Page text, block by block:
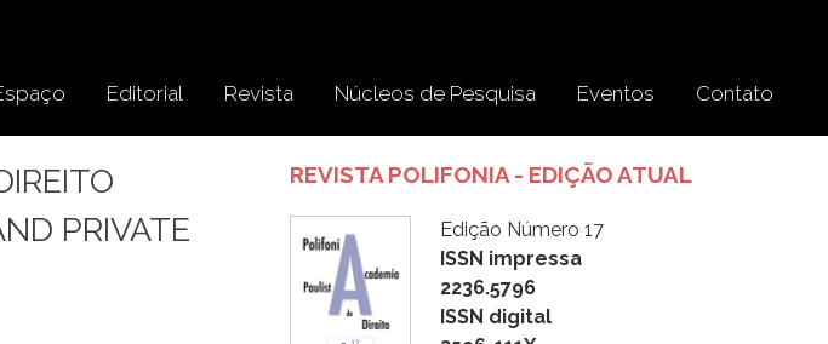
Editorial Revista Núcleos de Pesquisa Eventos Contato
PRIVATE
REVISTA POLIFONIA - EDIÇÃO ATUAL
Edição Número 17
ISSN impressa
2236.5796
ISSN digital